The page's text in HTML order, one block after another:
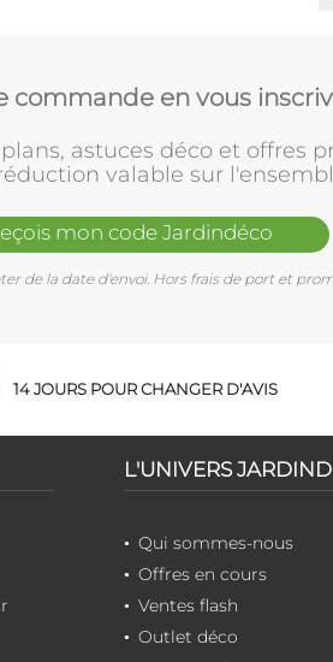
commande en vous
astuces déco et offres
valable sur
mon code Jardindéco
de la date d'envoi. Hors frais de port et
14 JOURS POUR CHANGER D'AVIS
L'UNIVERS
Qui sommes-nous
Offres en cours
Ventes flash
Outlet déco